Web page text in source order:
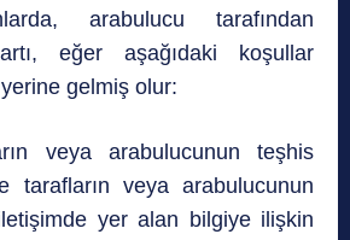
arabulucu tarafından
eğer aşağıdaki koşullar
gelmiş olur:
veya arabulucunun teşhis
tarafların veya arabulucunun
yer alan bilgiye ilişkin